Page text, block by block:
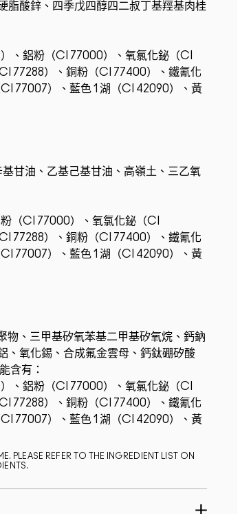
脂酸鋅、四季戊四醇四二叔丁基羥基肉桂
、鋁粉（CI 77000）、氧氯化鉍（CI
77288）、銅粉（CI 77400）、鐵氰化
77007）、藍色 1 湖（CI 42090）、黃
甘油、乙基己基甘油、高嶺土、三乙氧
（CI 77000）、氧氯化鉍（CI
77288）、銅粉（CI 77400）、鐵氰化
77007）、藍色 1 湖（CI 42090）、黃
物、三甲基矽氧苯基二甲基矽氧烷、鈣鈉
、氧化錫、合成氟金雲母、鈣鈦硼矽酸
含有：
、鋁粉（CI 77000）、氧氯化鉍（CI
77288）、銅粉（CI 77400）、鐵氰化
77007）、藍色 1 湖（CI 42090）、黃
PLEASE REFER TO THE INGREDIENT LIST ON